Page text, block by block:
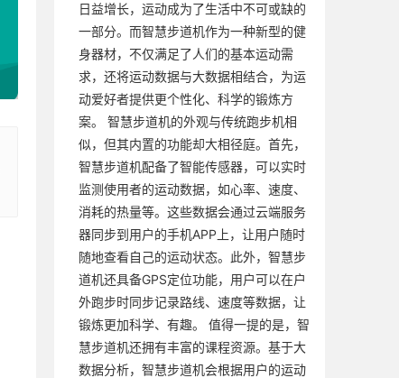
日益增长，运动成为了生活中不可或缺的
一部分。而智慧步道机作为一种新型的健
身器材，不仅满足了人们的基本运动需
求，还将运动数据与大数据相结合，为运
动爱好者提供更个性化、科学的锻炼方
案。 智慧步道机的外观与传统跑步机相
似，但其内置的功能却大相径庭。首先，
智慧步道机配备了智能传感器，可以实时
监测使用者的运动数据，如心率、速度、
消耗的热量等。这些数据会通过云端服务
器同步到用户的手机APP上，让用户随时
随地查看自己的运动状态。此外，智慧步
道机还具备GPS定位功能，用户可以在户
外跑步时同步记录路线、速度等数据，让
锻炼更加科学、有趣。 值得一提的是，智
慧步道机还拥有丰富的课程资源。基于大
数据分析，智慧步道机会根据用户的运动